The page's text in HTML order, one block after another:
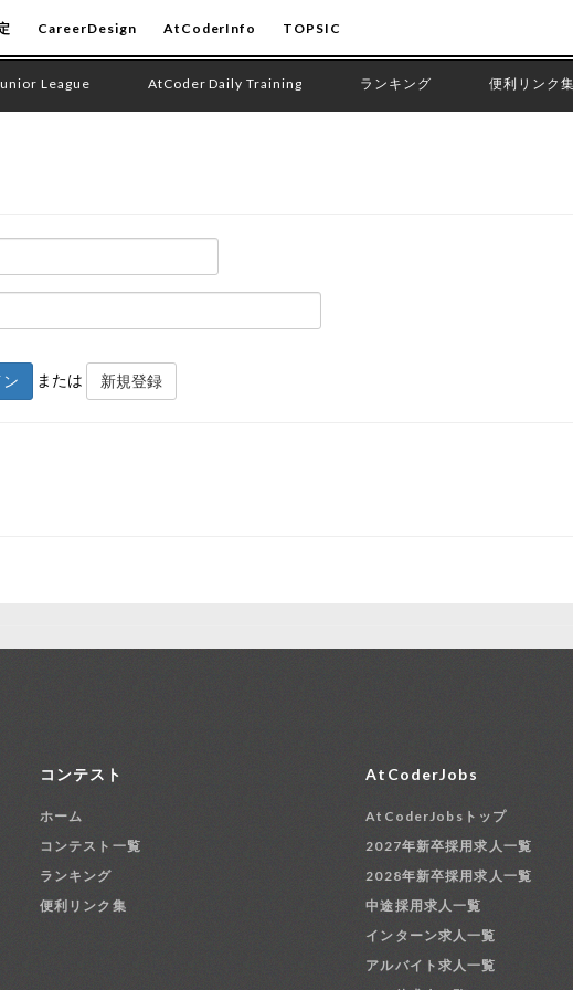
CareerDesign AtCoderInfo TOPSIC
League AtCoder Daily Training ランキング 便利リンク集
ン または 新規登録
コンテスト
ホーム
コンテスト一覧
ランキング
便利リンク集
AtCoderJobs
AtCoderJobsトップ
2027年新卒採用求人一覧
2028年新卒採用求人一覧
中途採用求人一覧
インターン求人一覧
アルバイト求人一覧